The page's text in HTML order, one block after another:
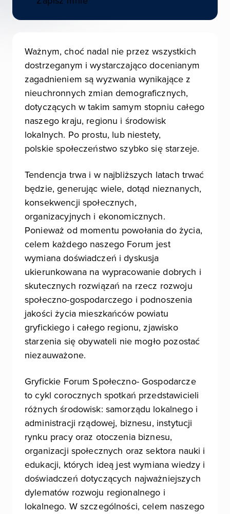
Ważnym, choć nadal nie przez wszystkich
dostrzeganym i wystarczająco docenianym
zagadnieniem są wyzwania wynikające z
nieuchronnych zmian demograficznych,
dotyczących w takim samym stopniu całego
naszego kraju, regionu i środowisk
lokalnych. Po prostu, lub niestety,
polskie społeczeństwo szybko się starzeje.
Tendencja trwa i w najbliższych latach trwać
będzie, generując wiele, dotąd nieznanych,
konsekwencji społecznych,
organizacyjnych i ekonomicznych.
Ponieważ od momentu powołania do życia,
celem każdego naszego Forum jest
wymiana doświadczeń i dyskusja
ukierunkowana na wypracowanie dobrych i
skutecznych rozwiązań na rzecz rozwoju
społeczno-gospodarczego i podnoszenia
jakości życia mieszkańców powiatu
gryfickiego i całego regionu, zjawisko
starzenia się obywateli nie mogło pozostać
niezauważone.
Gryfickie Forum Społeczno- Gospodarcze
to cykl corocznych spotkań przedstawicieli
różnych środowisk: samorządu lokalnego i
administracji rządowej, biznesu, instytucji
rynku pracy oraz otoczenia biznesu,
organizacji społecznych oraz sektora nauki i
edukacji, których ideą jest wymiana wiedzy i
doświadczeń dotyczących najważniejszych
dylematów rozwoju regionalnego i
lokalnego. W szczególności, celem naszego